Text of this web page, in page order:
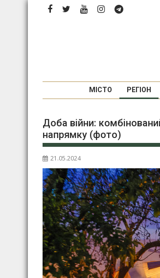
МІСТО РЕГІОН
Доба війни:
напрямку (фото)
21.05.2024